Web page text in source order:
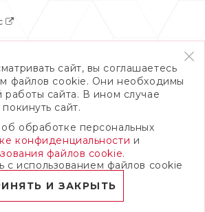
Политика конфиденциальности
ВЕРСИЯ САЙТА
сайт, вы соглашаетесь
файлов cookie. Они необходимы
работы сайта. В ином случае
сайт.
обработке персональных
конфиденциальности и
файлов cookie.
с использованием файлов cookie
И ЗАКРЫТЬ